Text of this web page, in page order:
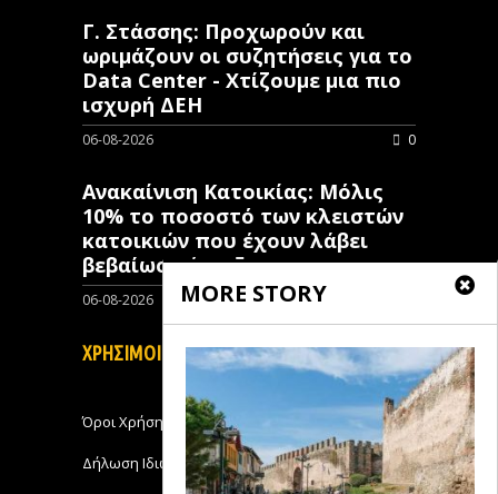
MORE STORY
Γ. Στάσσης: Προχωρούν και
ωριμάζουν οι συζητήσεις για το
Data Center - Χτίζουμε μια πιο
ισχυρή ΔΕΗ
06-08-2026 0
Ανακαίνιση Κατοικίας: Μόλις
10% το ποσοστό των κλειστών
κατοικιών που έχουν λάβει
βεβαίωση ένταξης
06-08-2026
ΧΡΗΣΙΜΟΙ ΣΥΝΔΕΣΜΟΙ
Όροι Χρήσης
Δήλωση Ιδιωτικότητας